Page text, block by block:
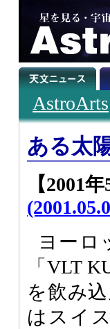
AstroArts
ある太
【2001
ヨーロ
「VLT
を飲み
はスイ